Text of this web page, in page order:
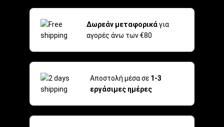
Δωρεάν μεταφορικάγια
αγορές άνω των €80
Αποστολή μέσα σε 1-3
εργάσιμες ημέρες